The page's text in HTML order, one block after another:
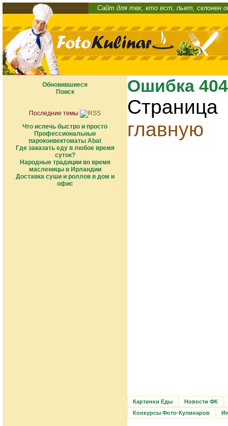
Сайт для тех, кто ест, пьет, склонен
Обновившиеся
Поиск
Последние темы
Что испечь быстро и просто
Профессиональные
пароконвектоматы Abat
Где заказать еду в любое время
суток?
Народные традиции во время
масленицы в Ирландии
Доставка суши и роллов в дом и
офис
Ошибка 404
главную
Картинки Еды
Новости ФК
Конкурсы Фото-Кулинаров